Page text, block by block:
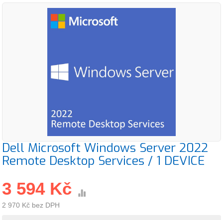
Dell Microsoft Windows Server 2022
Remote Desktop Services / 1 DEVICE
3 594 Kč
2 970 Kč bez DPH